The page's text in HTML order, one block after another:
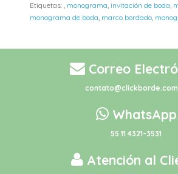
Etiquetas:, monograma, invitación de boda,
monograma de boda, marco bordado,
Correo
WhatsApp
55 11 4321-3531
Atención al